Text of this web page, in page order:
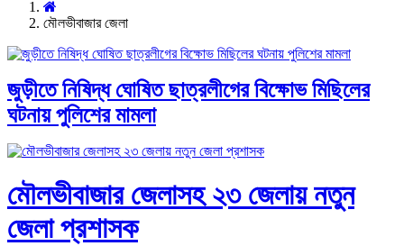
মৌলভীবাজার জেলা
জুড়ীতে নিষিদ্ধ ঘোষিত ছাত্রলীগের বিক্ষোভ মিছিলের
ঘটনায় পুলিশের মামলা
মৌলভীবাজার জেলাসহ ২৩ জেলায় নতুন
জেলা প্রশাসক